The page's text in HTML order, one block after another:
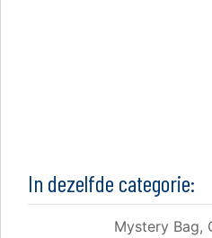
In dezelfde categorie:
Mystery Bag,